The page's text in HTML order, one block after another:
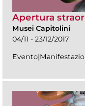
Apertura
Musei Capitolini
04/11 - 23/12/2017